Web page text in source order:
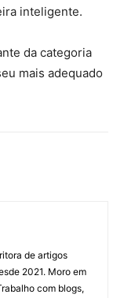
inteligente.
da categoria
mais adequado
de artigos
2021. Moro em
com blogs,